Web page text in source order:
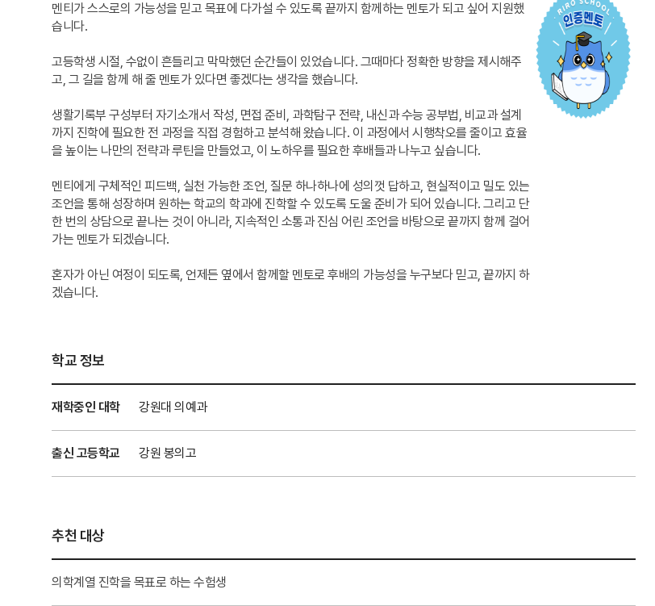
멘티가 스스로의 가능성을 믿고 목표에 다가설 수 있도록 끝까지 함께하는 멘토가 되고 싶어 지원했
습니다.
고등학생 시절, 수없이 흔들리고 막막했던 순간들이 있었습니다. 그때마다 정확한 방향을 제시해주
고, 그 길을 함께 해 줄 멘토가 있다면 좋겠다는 생각을 했습니다.
생활기록부 구성부터 자기소개서 작성, 면접 준비, 과학탐구 전략, 내신과 수능 공부법, 비교과 설계
까지 진학에 필요한 전 과정을 직접 경험하고 분석해 왔습니다. 이 과정에서 시행착오를 줄이고 효율
을 높이는 나만의 전략과 루틴을 만들었고, 이 노하우를 필요한 후배들과 나누고 싶습니다.
멘티에게 구체적인 피드백, 실천 가능한 조언, 질문 하나하나에 성의껏 답하고, 현실적이고 밀도 있는
조언을 통해 성장하며 원하는 학교의 학과에 진학할 수 있도록 도울 준비가 되어 있습니다. 그리고 단
한 번의 상담으로 끝나는 것이 아니라, 지속적인 소통과 진심 어린 조언을 바탕으로 끝까지 함께 걸어
가는 멘토가 되겠습니다.
혼자가 아닌 여정이 되도록, 언제든 옆에서 함께할 멘토로 후배의 가능성을 누구보다 믿고, 끝까지 하
겠습니다.
학교 정보
재학중인 대학 강원대 의예과
출신 고등학교 강원 봉의고
추천 대상
의학계열 진학을 목표로 하는 수험생